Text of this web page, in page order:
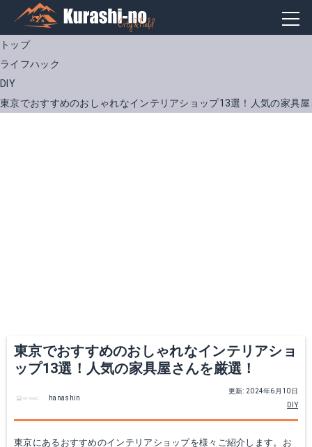
トップ
ライフハック
DIY
東京でおすすめのおしゃれなインテリアショップ13選！人気の家具
東京でおすすめのおしゃれなインテリアショ
ップ13選！人気の家具屋さんを厳選！
更新: 2024年6月10日
DIY
hanashin
東京にあるおすすめのインテリアショップを様々ご紹介します。お